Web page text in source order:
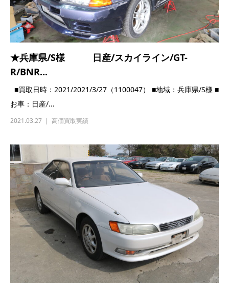
2021.03.19 高価買取実績
★神奈川県/A様 スバル/インプレッ
サ/WRX/ST...
■買取日時：2021/3/17（2100023） ■地域：神奈川県/A様 ■お
車：スバル/インプ...
高価買取実績